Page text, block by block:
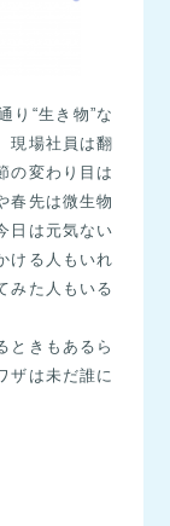
り“生き物”な
現場社員は翻
の変わり目は
春先は微生物
日は元気ない
ける人もいれ
みた人もいる
ときもあるら
ザは未だ誰に